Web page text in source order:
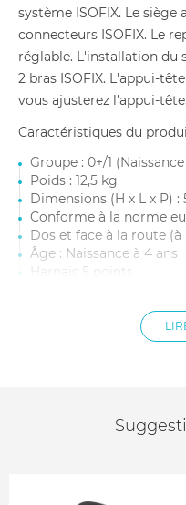
système ISOFIX. Le
connecteurs ISOFIX. Le
réglable. L'installation du
2 bras ISOFIX. L'appui-
vous ajusterez l'appui-
Caractéristiques du
Groupe : 0+/1
Poids : 12,5 kg
Dimensions (H x L x P) :
Conforme à la norme
Dos et face à la route
Âge : Naissance à 4 ans
Harnais 5 points
Housse lavable en
Coussinets de poitrine
mouvements en cas de